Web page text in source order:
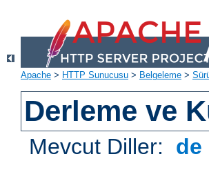
Apache > HTTP Sunucusu > Belgeleme >
Derleme ve
Mevcut Diller: de